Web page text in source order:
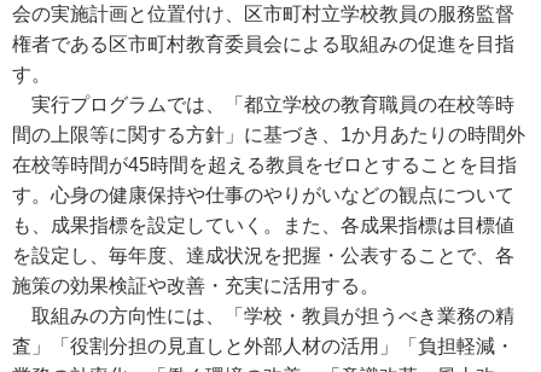
会の実施計画と位置付け、区市町村立学校教員の服務監督
権者である区市町村教育委員会による取組みの促進を目指
す。
実行プログラムでは、「都立学校の教育職員の在校等時
間の上限等に関する方針」に基づき、1か月あたりの時間外
在校等時間が45時間を超える教員をゼロとすることを目指
す。心身の健康保持や仕事のやりがいなどの観点について
も、成果指標を設定していく。また、各成果指標は目標値
を設定し、毎年度、達成状況を把握・公表することで、各
施策の効果検証や改善・充実に活用する。
取組みの方向性には、「学校・教員が担うべき業務の精
査」「役割分担の見直しと外部人材の活用」「負担軽減・